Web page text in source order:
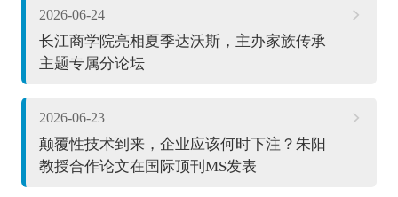
2026-06-24
长江商学院亮相夏季达沃斯，主办家族传承
主题专属分论坛
2026-06-23
颠覆性技术到来，企业应该何时下注？朱阳
教授合作论文在国际顶刊MS发表